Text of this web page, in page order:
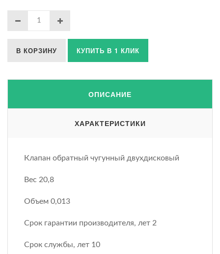
В КОРЗИНУ КУПИТЬ В 1 КЛИК
ОПИСАНИЕ
ХАРАКТЕРИСТИКИ
Клапан обратный чугунный двухдисковый
Вес 20,8
Объем 0,013
Срок гарантии производителя, лет 2
Срок службы, лет 10